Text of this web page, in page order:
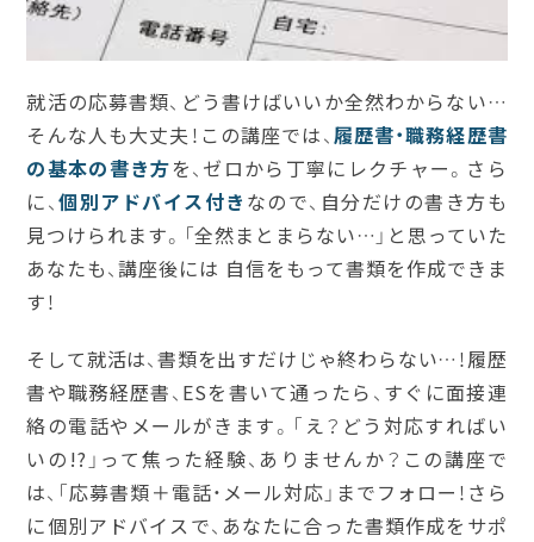
就活の応募書類、どう書けばいいか全然わからない…
そんな人も大丈夫！この講座では、履歴書・職務経歴書
の基本の書き方を、ゼロから丁寧にレクチャー。さら
に、個別アドバイス付き なので、自分だけの書き方も
見つけられます。「全然まとまらない…」と思っていた
あなたも、講座後には 自信をもって書類を作成できま
す！
そして就活は、書類を出すだけじゃ終わらない…！履歴
書や職務経歴書、ESを書いて通ったら、すぐに面接連
絡の電話やメールがきます。「え？どう対応すればい
いの!?」って焦った経験、ありませんか？この講座で
は、「応募書類＋電話・メール対応」までフォロー！さら
に個別アドバイスで、あなたに合った書類作成をサポ